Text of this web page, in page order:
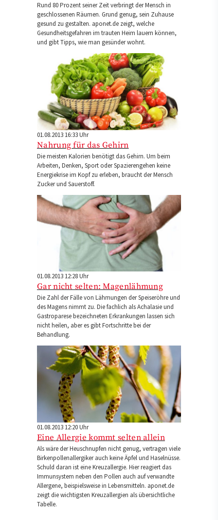
Rund 80 Prozent seiner Zeit verbringt der Mensch in
geschlossenen Räumen. Grund genug, sein Zuhause
gesund zu gestalten. aponet.de zeigt, welche
Gesundheitsgefahren im trauten Heim lauern können,
und gibt Tipps, wie man gesünder wohnt.
01.08.2013 16:33 Uhr
Nahrung für das Gehirn
Die meisten Kalorien benötigt das Gehirn. Um beim
Arbeiten, Denken, Sport oder Spazierengehen keine
Energiekrise im Kopf zu erleben, braucht der Mensch
Zucker und Sauerstoff.
01.08.2013 12:28 Uhr
Gar nicht selten: Magenlähmung
Die Zahl der Fälle von Lähmungen der Speiseröhre und
des Magens nimmt zu. Die fachlich als Achalasie und
Gastroparese bezeichneten Erkrankungen lassen sich
nicht heilen, aber es gibt Fortschritte bei der
Behandlung.
01.08.2013 12:20 Uhr
Eine Allergie kommt selten allein
Als wäre der Heuschnupfen nicht genug, vertragen viele
Birkenpollenallergiker auch keine Äpfel und Haselnüsse.
Schuld daran ist eine Kreuzallergie. Hier reagiert das
Immunsystem neben den Pollen auch auf verwandte
Allergene, beispielsweise in Lebensmitteln. aponet.de
zeigt die wichtigsten Kreuzallergien als übersichtliche
Tabelle.